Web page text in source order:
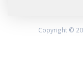
Copyright ©